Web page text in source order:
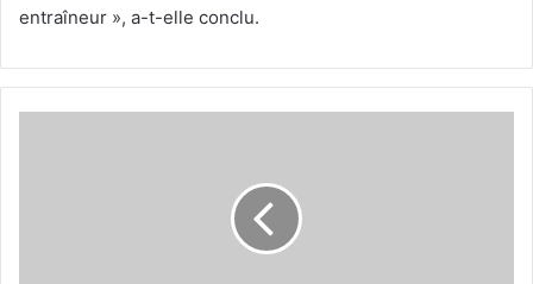
entraîneur », a-t-elle conclu.